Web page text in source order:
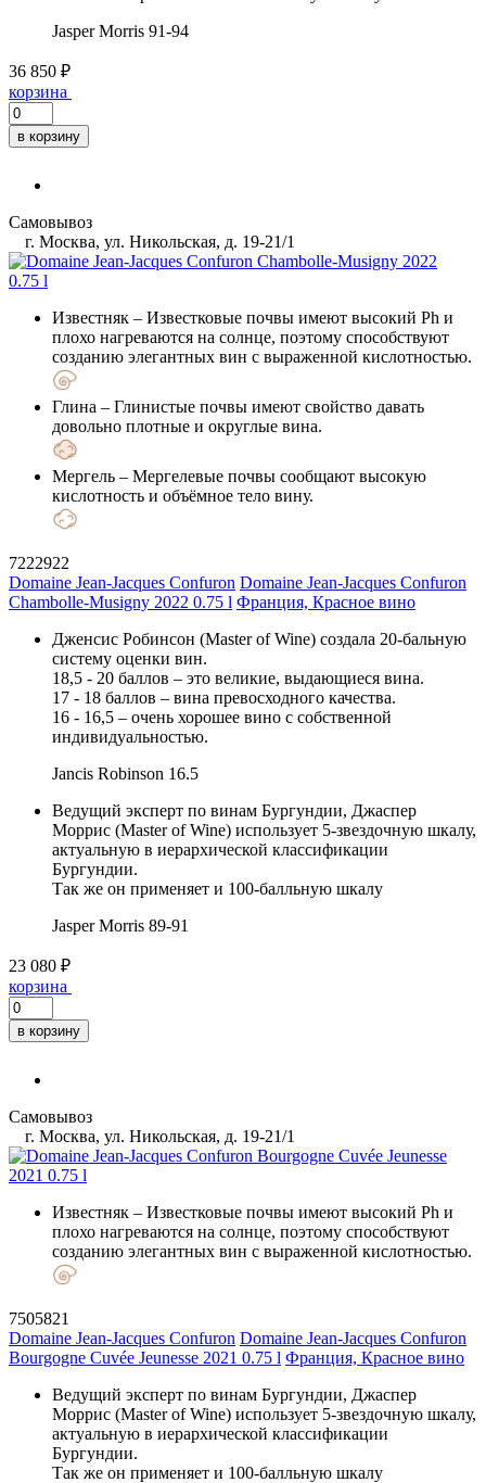
Jasper Morris 91-94
36 850 ₽
корзина
в корзину
Самовывоз
г. Москва, ул. Никольская, д. 19-21/1
Известняк – Известковые почвы имеют высокий Ph и
плохо нагреваются на солнце, поэтому способствуют
созданию элегантных вин с выраженной кислотностью.
Глина – Глинистые почвы имеют свойство давать
довольно плотные и округлые вина.
Мергель – Мергелевые почвы сообщают высокую
кислотность и объёмное тело вину.
7222922
Domaine Jean-Jacques Confuron Domaine Jean-Jacques Confuron
Chambolle-Musigny 2022 0.75 l Франция, Красное вино
Дженсис Робинсон (Master of Wine) создала 20-бальную
систему оценки вин.
18,5 - 20 баллов – это великие, выдающиеся вина.
17 - 18 баллов – вина превосходного качества.
16 - 16,5 – очень хорошее вино с собственной
индивидуальностью.
Jancis Robinson 16.5
Ведущий эксперт по винам Бургундии, Джаспер
Моррис (Master of Wine) использует 5-звездочную шкалу,
актуальную в иерархической классификации
Бургундии.
Так же он применяет и 100-балльную шкалу
Jasper Morris 89-91
23 080 ₽
корзина
в корзину
Самовывоз
г. Москва, ул. Никольская, д. 19-21/1
Известняк – Известковые почвы имеют высокий Ph и
плохо нагреваются на солнце, поэтому способствуют
созданию элегантных вин с выраженной кислотностью.
7505821
Domaine Jean-Jacques Confuron Domaine Jean-Jacques Confuron
Bourgogne Cuvée Jeunesse 2021 0.75 l Франция, Красное вино
Ведущий эксперт по винам Бургундии, Джаспер
Моррис (Master of Wine) использует 5-звездочную шкалу,
актуальную в иерархической классификации
Бургундии.
Так же он применяет и 100-балльную шкалу